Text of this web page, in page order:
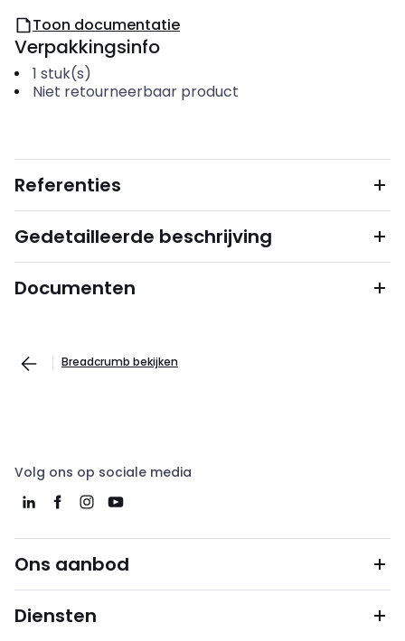
Toon documentatie
Verpakkingsinfo
1 stuk(s)
Niet retourneerbaar product
Referenties
Gedetailleerde beschrijving
Documenten
Breadcrumb bekijken
Volg ons op sociale media
Ons aanbod
Diensten